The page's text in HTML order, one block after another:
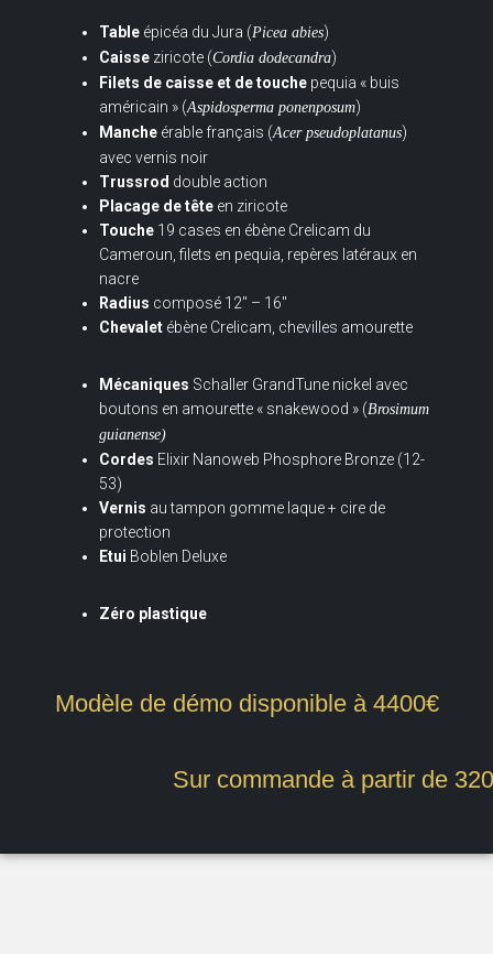
Table épicéa du Jura (Picea abies)
Caisse ziricote (Cordia dodecandra)
Filets de caisse et de touche pequia « buis
américain » (Aspidosperma ponenposum)
Manche érable français (Acer pseudoplatanus)
avec vernis noir
Trussrod double action
Placage de tête en ziricote
Touche 19 cases en ébène Crelicam du
Cameroun, filets en pequia, repères latéraux en
nacre
Radius composé 12″ – 16″
Chevalet ébène Crelicam, chevilles amourette
Mécaniques Schaller GrandTune nickel avec
boutons en amourette « snakewood » (Brosimum
guianense)
Cordes Elixir Nanoweb Phosphore Bronze (12-
53)
Vernis au tampon gomme laque + cire de
protection
Etui Boblen Deluxe
Zéro plastique
Modèle de démo disponible à 4400€
Sur commande à partir de